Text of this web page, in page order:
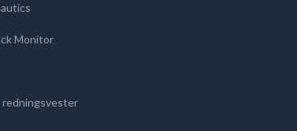
Monitor
redningsvester